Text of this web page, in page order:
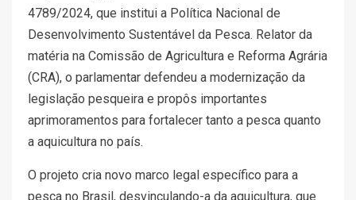
4789/2024, que institui a Política Nacional de
Desenvolvimento Sustentável da Pesca. Relator da
matéria na Comissão de Agricultura e Reforma Agrária
(CRA), o parlamentar defendeu a modernização da
legislação pesqueira e propôs importantes
aprimoramentos para fortalecer tanto a pesca quanto
a aquicultura no país.
O projeto cria novo marco legal específico para a
pesca no Brasil, desvinculando-a da aquicultura, que